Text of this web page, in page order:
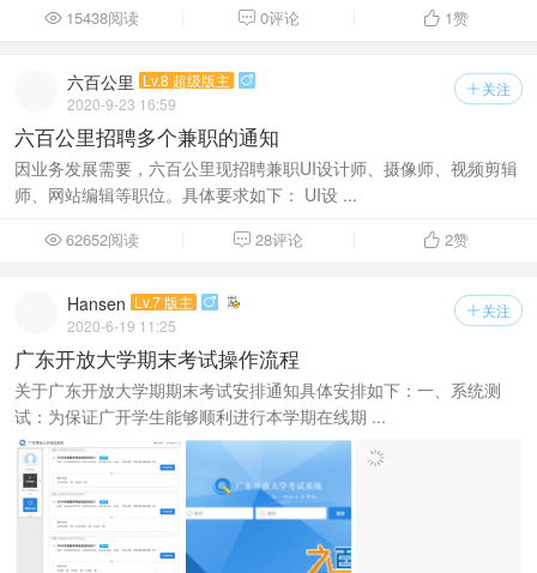
 15438阅读  0评论  1赞
 关注
六百公里 Lv.8 超级版主 
2020-9-23 16:59
六百公里招聘多个兼职的通知
因业务发展需要，六百公里现招聘兼职UI设计师、摄像师、视频剪辑
师、网站编辑等职位。具体要求如下： UI设 ...
62652阅读  28评论  2赞
 关注
Hansen Lv.7 版主 
2020-6-19 11:25
广东开放大学期末考试操作流程
关于广东开放大学期期末考试安排通知具体安排如下：一、系统测
试：为保证广开学生能够顺利进行本学期在线期 ...